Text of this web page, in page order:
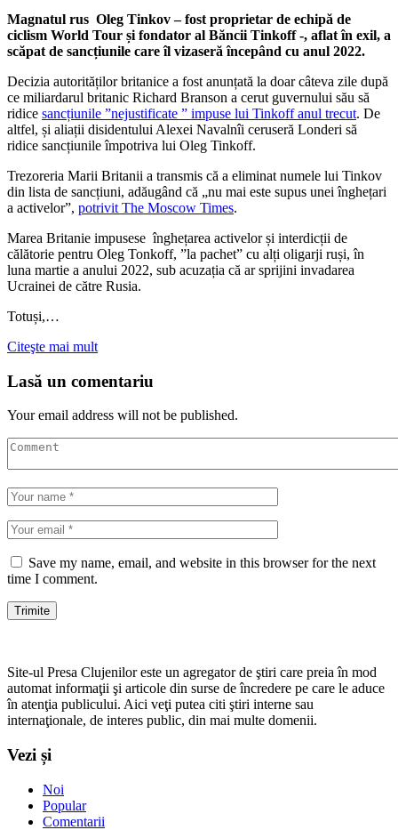
Magnatul rus Oleg Tinkov – fost proprietar de echipă de
ciclism World Tour și fondator al Băncii Tinkoff -, aflat în exil, a
scăpat de sancțiunile care îl vizaseră începând cu anul 2022.
Decizia autorităților britanice a fost anunțată la doar câteva zile după
ce miliardarul britanic Richard Branson a cerut guvernului său să
ridice sancțiunile ”nejustificate ” impuse lui Tinkoff anul trecut. De
altfel, și aliații disidentului Alexei Navalnîi ceruseră Londeri să
ridice sancțiunile împotriva lui Oleg Tinkoff.
Trezoreria Marii Britanii a transmis că a eliminat numele lui Tinkov
din lista de sancțiuni, adăugând că „nu mai este supus unei înghețari
a activelor”, potrivit The Moscow Times.
Marea Britanie impusese înghețarea activelor și interdicții de
călătorie pentru Oleg Tonkoff, ”la pachet” cu alți oligarji ruși, în
luna martie a anului 2022, sub acuzația că ar sprijini invadarea
Ucrainei de către Rusia.
Totuși,…
Citeşte mai mult
Lasă un comentariu
Your email address will not be published.
Save my name, email, and website in this browser for the next
time I comment.
Site-ul Presa Clujenilor este un agregator de ştiri care preia în mod
automat informaţii şi articole din surse de încredere pe care le aduce
în atenţia publicului. Aici veţi putea citi ştiri interne sau
internaţionale, de interes public, din mai multe domenii.
Vezi și
Noi
Popular
Comentarii